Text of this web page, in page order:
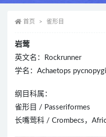
首页 雀形目
岩莺
英文名：Rockrunner
学名：Achaetops
纲目科属：
雀形目 / Passeriformes
长嘴莺科 / Crombecs，